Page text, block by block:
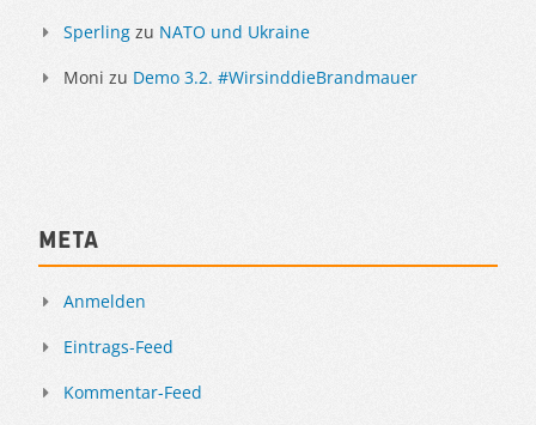
Sperling zu NATO und Ukraine
Moni zu Demo 3.2. #WirsinddieBrandmauer
Meta
Anmelden
Eintrags-Feed
Kommentar-Feed